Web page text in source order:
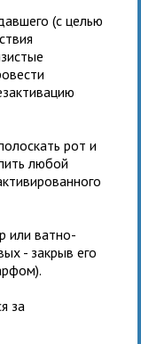
(с целью
рот и
любой
или ватно-
- закрыв его
за